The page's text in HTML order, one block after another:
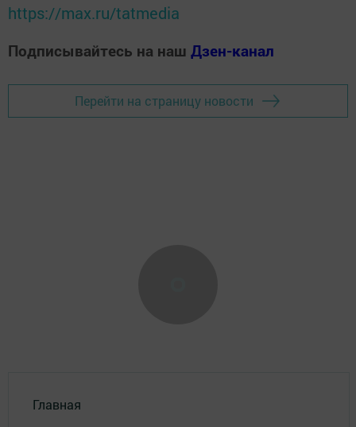
https://max.ru/tatmedia
Подписывайтесь на наш Дзен-канал
Перейти на страницу новости
Главная